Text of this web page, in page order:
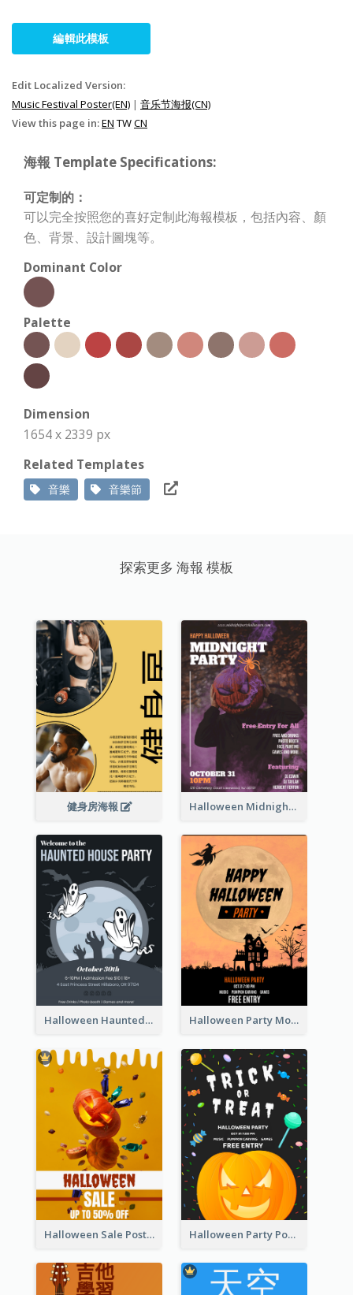
編輯此模板
Edit Localized Version:
Music Festival Poster(EN) | 音乐节海报(CN)
View this page in:EN TWCN
海報 Template Specifications:
可定制的：
可以完全按照您的喜好定制此海報模板，包括內容、顏
色、背景、設計圖塊等。
Dominant Color
Palette
Dimension
1654 x 2339 px
Related Templates
音樂 音樂節
探索更多 海報 模板
健身房海報 Halloween Midnight Party Poster
Halloween Haunted House Party Poster Halloween Party Moon Photo Poster
Halloween Sale Poster Halloween Party Poster